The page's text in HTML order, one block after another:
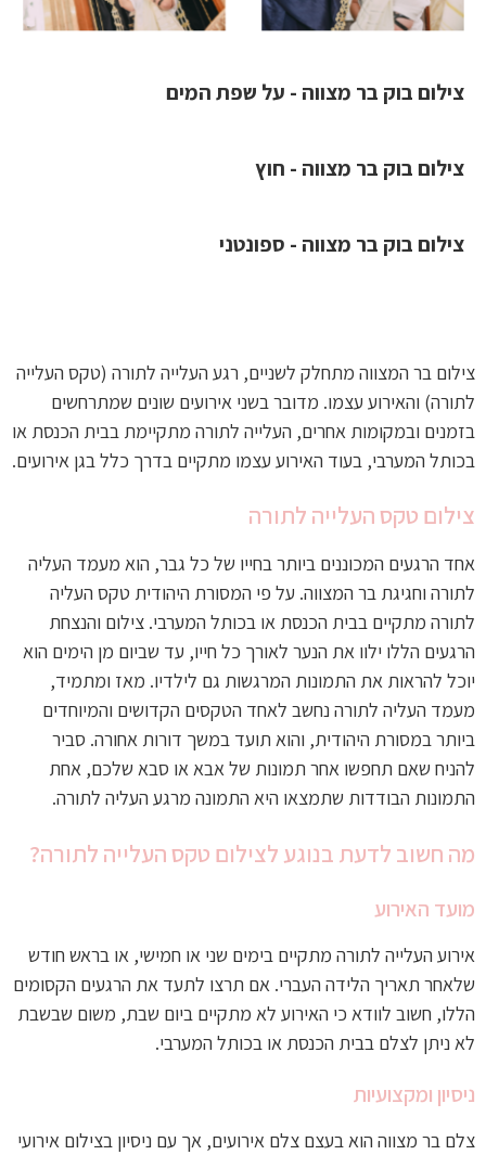
צילום בוק בר מצווה - על שפת המים
צילום בוק בר מצווה - חוץ
צילום בוק בר מצווה - ספונטני
צילום בר המצווה מתחלק לשניים, רגע העלייה לתורה (טקס העלייה
לתורה) והאירוע עצמו. מדובר בשני אירועים שונים שמתרחשים
בזמנים ובמקומות אחרים, העלייה לתורה מתקיימת בבית הכנסת או
בכותל המערבי, בעוד האירוע עצמו מתקיים בדרך כלל בגן אירועים.
צילום טקס העלייה לתורה
אחד הרגעים המכוננים ביותר בחייו של כל גבר, הוא מעמד העליה
לתורה וחגיגת בר המצווה. על פי המסורת היהודית טקס העליה
לתורה מתקיים בבית הכנסת או בכותל המערבי. צילום והנצחת
הרגעים הללו ילוו את הנער לאורך כל חייו, עד שביום מן הימים הוא
יוכל להראות את התמונות המרגשות גם לילדיו. מאז ומתמיד,
מעמד העליה לתורה נחשב לאחד הטקסים הקדושים והמיוחדים
ביותר במסורת היהודית, והוא תועד במשך דורות אחורה. סביר
להניח שאם תחפשו אחר תמונות של אבא או סבא שלכם, אחת
התמונות הבודדות שתמצאו היא התמונה מרגע העליה לתורה.
מה חשוב לדעת בנוגע לצילום טקס העלייה לתורה?
מועד האירוע
אירוע העלייה לתורה מתקיים בימים שני או חמישי, או בראש חודש
שלאחר תאריך הלידה העברי. אם תרצו לתעד את הרגעים הקסומים
הללו, חשוב לוודא כי האירוע לא מתקיים ביום שבת, משום שבשבת
לא ניתן לצלם בבית הכנסת או בכותל המערבי.
ניסיון ומקצועיות
צלם בר מצווה הוא בעצם צלם אירועים, אך עם ניסיון בצילום אירועי